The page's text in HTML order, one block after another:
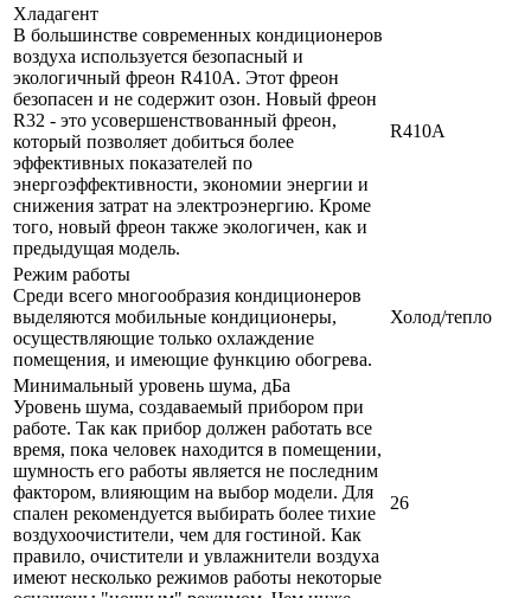
Хладагент
В большинстве современных кондиционеров
воздуха используется безопасный и
экологичный фреон R410A. Этот фреон
безопасен и не содержит озон. Новый фреон
R32 - это усовершенствованный фреон,
который позволяет добиться более
эффективных показателей по
энергоэффективности, экономии энергии и
снижения затрат на электроэнергию. Кроме
того, новый фреон также экологичен, как и
предыдущая модель.
R410A
Режим работы
Среди всего многообразия кондиционеров
выделяются мобильные кондиционеры,
осуществляющие только охлаждение
помещения, и имеющие функцию обогрева.
Холод/тепло
Минимальный уровень шума, дБа
Уровень шума, создаваемый прибором при
работе. Так как прибор должен работать все
время, пока человек находится в помещении,
шумность его работы является не последним
фактором, влияющим на выбор модели. Для
спален рекомендуется выбирать более тихие
воздухоочистители, чем для гостиной. Как
правило, очистители и увлажнители воздуха
имеют несколько режимов работы некоторые
26